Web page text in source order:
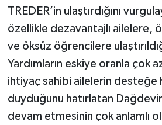
TREDER’in ulaştırdığını
özellikle dezavantajlı ailelere,
ve öksüz öğrencilere
Yardımların eskiye oranla çok
ihtiyaç sahibi ailelerin desteğe
duyduğunu hatırlatan
devam etmesinin çok anlamlı